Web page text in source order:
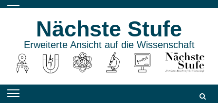
Skip
Nächste Stufe
Erweiterte Ansicht auf die Wissenschaft